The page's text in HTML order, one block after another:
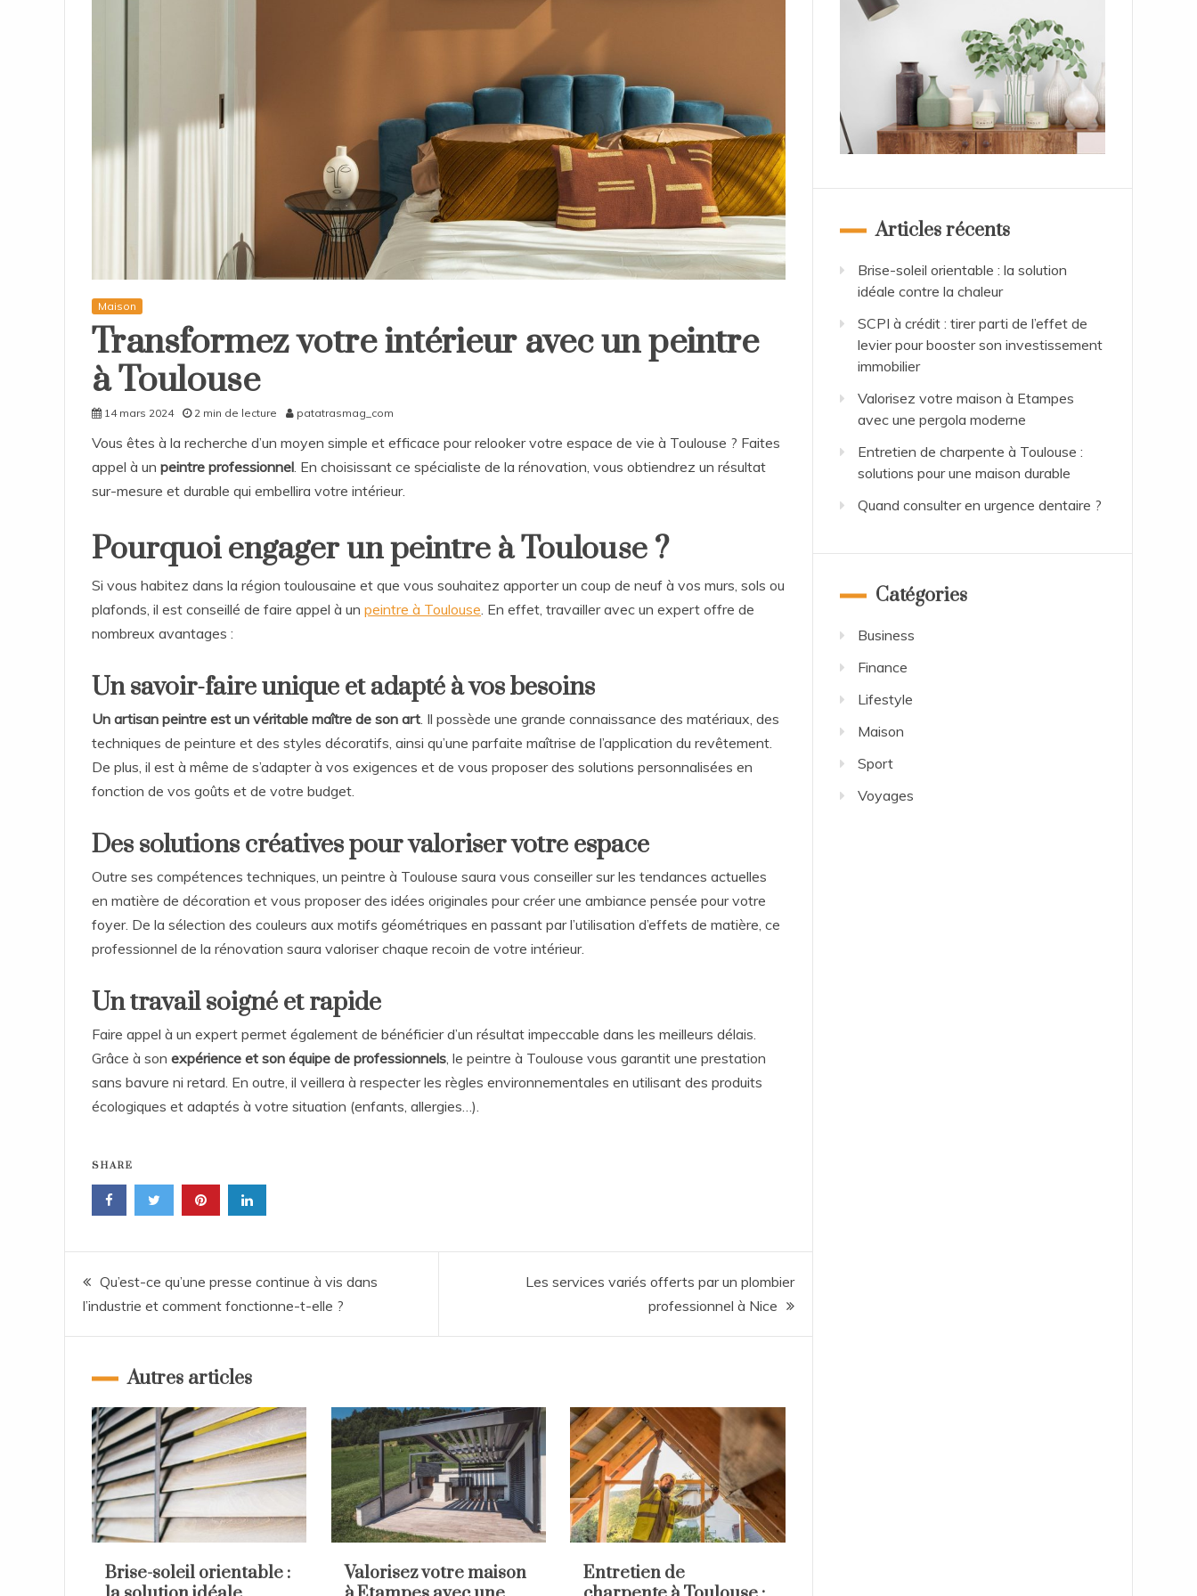
Maison
Transformez votre intérieur avec un peintre
à Toulouse
14 mars 2024 2 min de lecture patatrasmag_com
Vous êtes à la recherche d’un moyen simple et efficace pour relooker votre espace de vie à Toulouse ? Faites
appel à un peintre professionnel . En choisissant ce spécialiste de la rénovation, vous obtiendrez un résultat
sur-mesure et durable qui embellira votre intérieur.
Pourquoi engager un peintre à Toulouse ?
Si vous habitez dans la région toulousaine et que vous souhaitez apporter un coup de neuf à vos murs, sols ou
plafonds, il est conseillé de faire appel à un peintre à Toulouse . En effet, travailler avec un expert offre de
nombreux avantages :
Un savoir-faire unique et adapté à vos besoins
Un artisan peintre est un véritable maître de son art . Il possède une grande connaissance des matériaux, des
techniques de peinture et des styles décoratifs, ainsi qu’une parfaite maîtrise de l’application du revêtement.
De plus, il est à même de s’adapter à vos exigences et de vous proposer des solutions personnalisées en
fonction de vos goûts et de votre budget.
Des solutions créatives pour valoriser votre espace
Outre ses compétences techniques, un peintre à Toulouse saura vous conseiller sur les tendances actuelles
en matière de décoration et vous proposer des idées originales pour créer une ambiance pensée pour votre
foyer. De la sélection des couleurs aux motifs géométriques en passant par l’utilisation d’effets de matière, ce
professionnel de la rénovation saura valoriser chaque recoin de votre intérieur.
Un travail soigné et rapide
Faire appel à un expert permet également de bénéficier d’un résultat impeccable dans les meilleurs délais.
Grâce à son expérience et son équipe de professionnels , le peintre à Toulouse vous garantit une prestation
sans bavure ni retard. En outre, il veillera à respecter les règles environnementales en utilisant des produits
écologiques et adaptés à votre situation (enfants, allergies…).
SHARE
Navigation
de
l’article
Qu’est-ce qu’une presse continue à vis dans
l’industrie et comment fonctionne-t-elle ?
Les services variés offerts par un plombier
professionnel à Nice
Autres articles
Brise-soleil orientable :
Valorisez votre maison
Entretien de
Articles récents
Brise-soleil orientable : la solution
idéale contre la chaleur
SCPI à crédit : tirer parti de l’effet de
levier pour booster son investissement
immobilier
Valorisez votre maison à Etampes
avec une pergola moderne
Entretien de charpente à Toulouse :
solutions pour une maison durable
Quand consulter en urgence dentaire ?
Catégories
Business
Finance
Lifestyle
Maison
Sport
Voyages